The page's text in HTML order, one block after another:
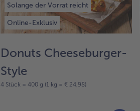
Solange der Vorrat reicht
Online-Exklusiv
Donuts Cheeseburger-
Style
4 Stück = 400 g (1 kg = € 24,98)